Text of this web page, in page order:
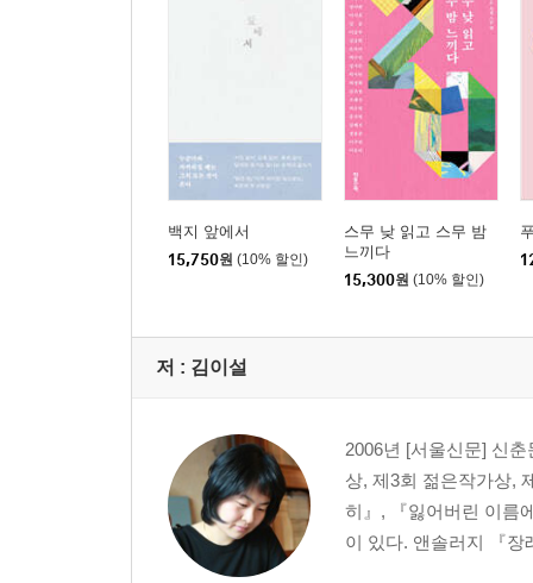
백지 앞에서
15,750원 (10% 할인)
스무 낮 읽고 스무 밤
느끼다
15,300원 (10% 할인)
저 : 김이설
2006년 [서울신문] 신
상, 제3회 젊은작가상,
히』, 『잃어버린 이름
이 있다. 앤솔러지 『장